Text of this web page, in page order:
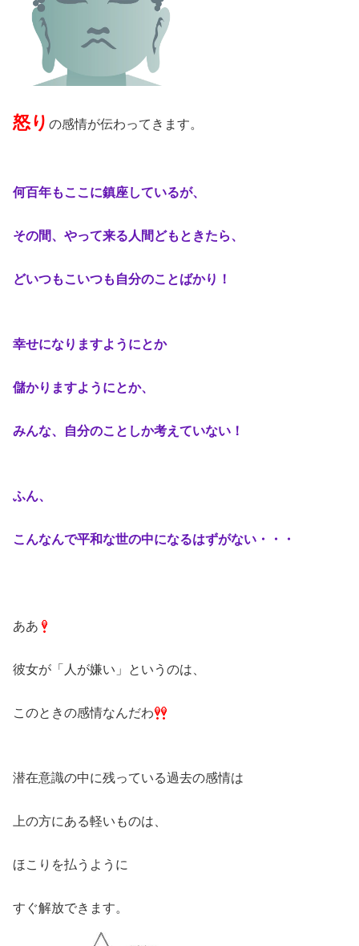
怒り の感情が伝わってきます。
何百年もここに鎮座しているが、
その間、やって来る人間どもときたら、
どいつもこいつも自分のことばかり！
幸せになりますようにとか
儲かりますようにとか、
みんな、自分のことしか考えていない！
ふん、
こんなんで平和な世の中になるはずがない・・・
ああ
彼女が「人が嫌い」というのは、
このときの感情なんだわ
潜在意識の中に残っている過去の感情は
上の方にある軽いものは、
ほこりを払うように
すぐ解放できます。